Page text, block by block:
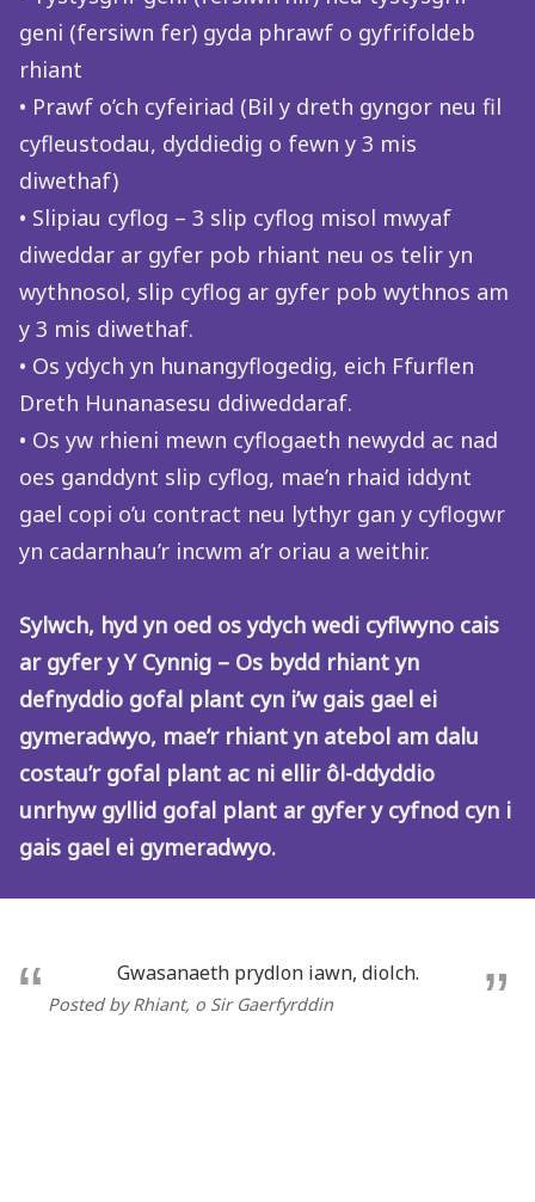
geni (fersiwn fer) gyda phrawf o gyfrifoldeb
rhiant
• Prawf o’ch cyfeiriad (Bil y dreth gyngor neu fil
cyfleustodau, dyddiedig o fewn y 3 mis
diwethaf)
• Slipiau cyflog – 3 slip cyflog misol mwyaf
diweddar ar gyfer pob rhiant neu os telir yn
wythnosol, slip cyflog ar gyfer pob wythnos am
y 3 mis diwethaf.
• Os ydych yn hunangyflogedig, eich Ffurflen
Dreth Hunanasesu ddiweddaraf.
• Os yw rhieni mewn cyflogaeth newydd ac nad
oes ganddynt slip cyflog, mae’n rhaid iddynt
gael copi o’u contract neu lythyr gan y cyflogwr
yn cadarnhau’r incwm a’r oriau a weithir.
Sylwch, hyd yn oed os ydych wedi cyflwyno cais
ar gyfer y Y Cynnig – Os bydd rhiant yn
defnyddio gofal plant cyn i’w gais gael ei
gymeradwyo, mae’r rhiant yn atebol am dalu
costau’r gofal plant ac ni ellir ôl-ddyddio
unrhyw gyllid gofal plant ar gyfer y cyfnod cyn i
gais gael ei gymeradwyo.
Gwasanaeth prydlon iawn, diolch.
Posted by Rhiant, o Sir Gaerfyrddin